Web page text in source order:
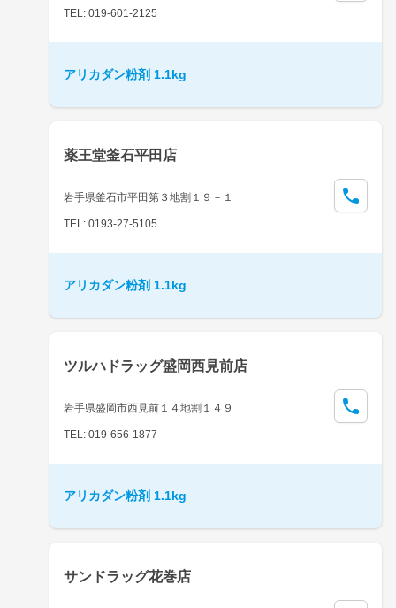
TEL: 019-601-2125
アリカダン粉剤 1.1kg
薬王堂釜石平田店
岩手県釜石市平田第３地割１９－１
TEL: 0193-27-5105
アリカダン粉剤 1.1kg
ツルハドラッグ盛岡西見前店
岩手県盛岡市西見前１４地割１４９
TEL: 019-656-1877
アリカダン粉剤 1.1kg
サンドラッグ花巻店